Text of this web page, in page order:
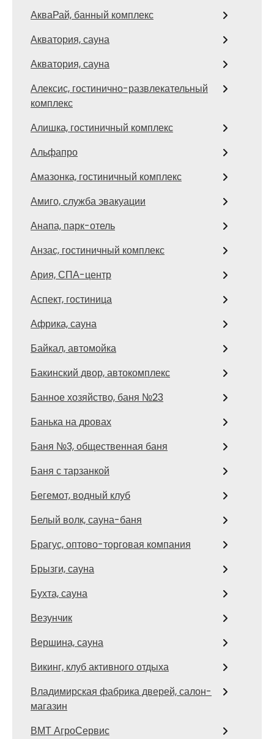
АкваРай, банный комплекс
Акватория, сауна
Акватория, сауна
Алексис, гостинично-развлекательный
комплекс
Алишка, гостиничный комплекс
Альфапро
Амазонка, гостиничный комплекс
Амиго, служба эвакуации
Анапа, парк-отель
Анзас, гостиничный комплекс
Ария, СПА-центр
Аспект, гостиница
Африка, сауна
Байкал, автомойка
Бакинский двор, автокомплекс
Банное хозяйство, баня №23
Банька на дровах
Баня №3, общественная баня
Баня с тарзанкой
Бегемот, водный клуб
Белый волк, сауна-баня
Брагус, оптово-торговая компания
Брызги, сауна
Бухта, сауна
Везунчик
Вершина, сауна
Викинг, клуб активного отдыха
Владимирская фабрика дверей, салон-
магазин
ВМТ АгроСервис